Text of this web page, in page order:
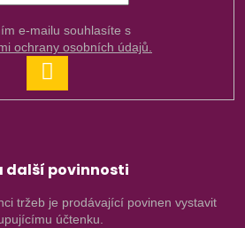
ochrany osobních údajů.
SE
další povinnosti
tržeb je prodávající povinen vystavit
účtenku.